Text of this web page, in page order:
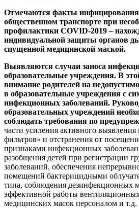
Отмечаются факты инфицирования
общественном транспорте при
профилактики COVID-2019 –
индивидуальной защиты органов
спущенной медицинской маской.
Выявляются случаи заноса
образовательные учреждения. В
внимание родителей на
в образовательные учреждения с
инфекционных заболеваний.
образовательных учреждений
соблюдать требования по
части усиления активного
фильтров» и отстранения от
признаками инфекционных
разобщения детей при регистрации
заболеваний, обеспечения
помещений бактерицидными
типа, соблюдения дезинфекционных
эффективной работы
медицинских масок персоналом и т.д.